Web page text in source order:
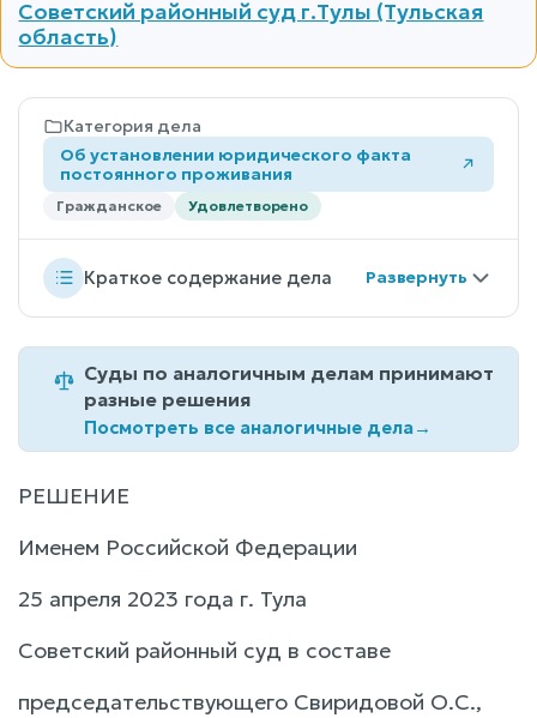
Советский районный суд г.Тулы (Тульская
область)
Категория дела
Об установлении юридического факта
постоянного проживания
Гражданское Удовлетворено
Краткое содержание дела
Суды по аналогичным делам принимают
разные решения
Посмотреть все аналогичные дела→
РЕШЕНИЕ
Именем Российской Федерации
25 апреля 2023 года г. Тула
Советский районный суд в составе
председательствующего Свиридовой О.С.,